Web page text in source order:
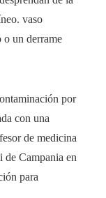
vaso
o un derrame
por
con una
de medicina
Campania en
para